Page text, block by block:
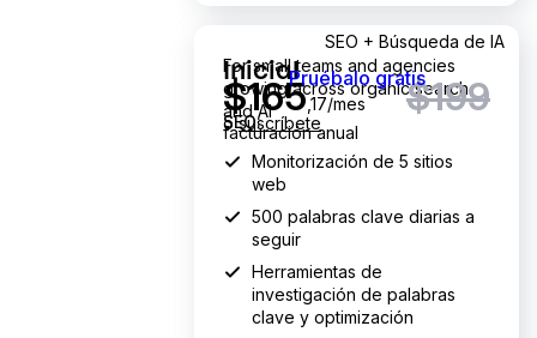
Inicial
SEO + Búsqueda de IA
For small teams and agencies
growing across organic search
and AI
165.17 dólares al mes
$165,17/mes
facturación anual
en lugar de 199 dólares al mes
$199
Pruébalo gratis
osuscríbete
SEO:
Monitorización de 5 sitios
web
500 palabras clave diarias a
seguir
Herramientas de
investigación de palabras
clave y optimización